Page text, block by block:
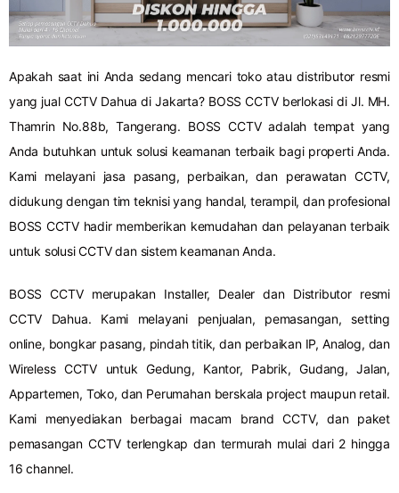
Apakah saat ini Anda sedang mencari toko atau distributor resmi
yang jual CCTV Dahua di Jakarta? BOSS CCTV berlokasi di Jl. MH.
Thamrin No.88b, Tangerang. BOSS CCTV adalah tempat yang
Anda butuhkan untuk solusi keamanan terbaik bagi properti Anda.
Kami melayani jasa pasang, perbaikan, dan perawatan CCTV,
didukung dengan tim teknisi yang handal, terampil, dan profesional
BOSS CCTV hadir memberikan kemudahan dan pelayanan terbaik
untuk solusi CCTV dan sistem keamanan Anda.
BOSS CCTV merupakan Installer, Dealer dan Distributor resmi
CCTV Dahua. Kami melayani penjualan, pemasangan, setting
online, bongkar pasang, pindah titik, dan perbaikan IP, Analog, dan
Wireless CCTV untuk Gedung, Kantor, Pabrik, Gudang, Jalan,
Appartemen, Toko, dan Perumahan berskala project maupun retail.
Kami menyediakan berbagai macam brand CCTV, dan paket
pemasangan CCTV terlengkap dan termurah mulai dari 2 hingga
16 channel.